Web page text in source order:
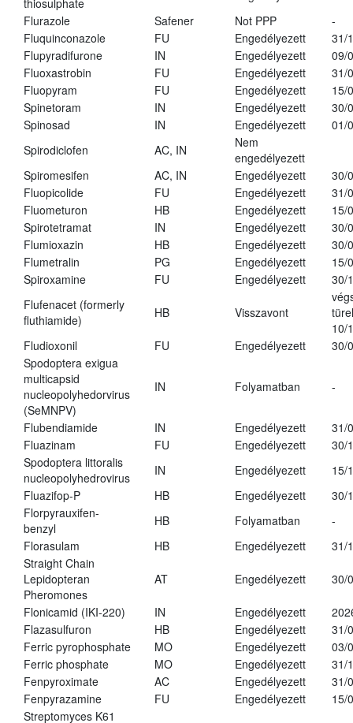
thiosulphate
Flurazole
Safener Not PPP
-
Fluquinconazole
FU Engedélyezett
31/
Flupyradifurone
IN Engedélyezett
09/
Fluoxastrobin
FU Engedélyezett
31/
Fluopyram
FU Engedélyezett
15/
Spinetoram
IN Engedélyezett
30/
Spinosad
IN Engedélyezett
01/
Spirodiclofen
AC, IN
Nem
engedélyezett
Spiromesifen
AC, IN Engedélyezett
30/
Fluopicolide
FU Engedélyezett
31/
Fluometuron
HB Engedélyezett
15/
Spirotetramat
IN Engedélyezett
30/
Flumioxazin
HB Engedélyezett
30/
Flumetralin
PG Engedélyezett
15/
Spiroxamine
FU Engedélyezett
30/
Flufenacet (formerly
fluthiamide)
HB Visszavont
10/
Fludioxonil
FU Engedélyezett
30/
Spodoptera exigua
multicapsid
nucleopolyhedorvirus
(SeMNPV)
IN Folyamatban -
Flubendiamide IN Engedélyezett
31/
Fluazinam
FU Engedélyezett
30/
Spodoptera littoralis
nucleopolyhedrovirus
IN Engedélyezett
15/
Fluazifop-P
HB Engedélyezett
30/
Florpyrauxifen-
benzyl
HB Folyamatban
-
Florasulam
HB Engedélyezett
31/
Straight Chain
Lepidopteran
Pheromones
AT Engedélyezett 30/
Flonicamid (IKI-220) IN Engedélyezett
Flazasulfuron
HB Engedélyezett
31/
Ferric pyrophosphate
MO Engedélyezett
03/
Ferric phosphate
MO Engedélyezett
31/
Fenpyroximate
AC Engedélyezett
31/
Fenpyrazamine
FU Engedélyezett
15/
Streptomyces K61